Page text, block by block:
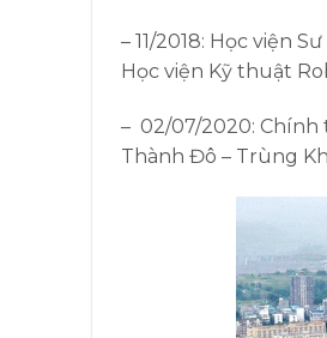
– 11/2018: Học viện
Học viện Kỹ thuật
– 02/07/2020:
Thành Đô – Trùng